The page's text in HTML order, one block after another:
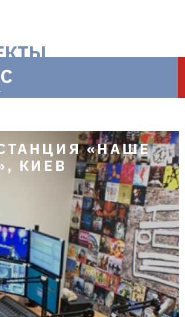
«НАШЕ
КИЕВ